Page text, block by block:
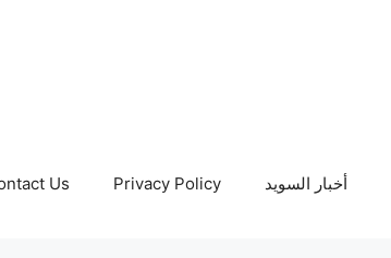
أخبار السويد Privacy Policy
Us